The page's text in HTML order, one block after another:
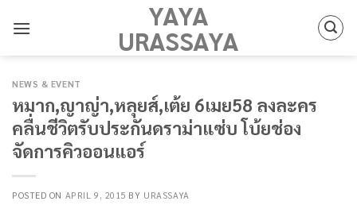
YAYA
URASSAYA
NEWS & EVENT
หมาก,ญาญ่า,หลุยส์,เต้ย 6เมย58 ลงละคร
คลื่นชีวิตรับประกันดราม่าแซ่บ โบ้ยช่อง
จัดการคิวออนแอร์
POSTED ON APRIL 9, 2015 BY URASSAYA